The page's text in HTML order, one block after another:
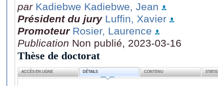
par Kadiebwe Kadiebwe, Jean
Président du jury Luffin, Xavier
Promoteur Rosier, Laurence
Publication Non publié, 2023-03-16
Thèse de doctorat
ACCÈS EN LIGNE DÉTAILS CONTENU